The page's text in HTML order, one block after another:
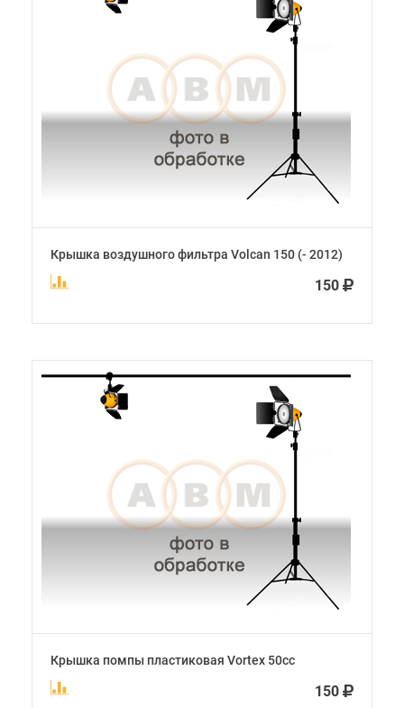
Крышка воздушного фильтра Volcan 150 (- 2012)
150
Крышка помпы пластиковая Vortex 50cc
150